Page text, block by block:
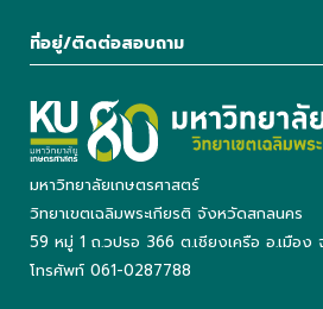
ที่อยู่/ติดต่อสอบถาม
มหาวิทยาลัยเกษตรศาสตร์
วิทยาเขตเฉลิมพระเกียรติ จังหวัดสกลนคร
59 หมู่ 1 ถ.วปรอ 366 ต.เชียงเครือ อ.เมือ
โทรศัพท์ 061-0287788